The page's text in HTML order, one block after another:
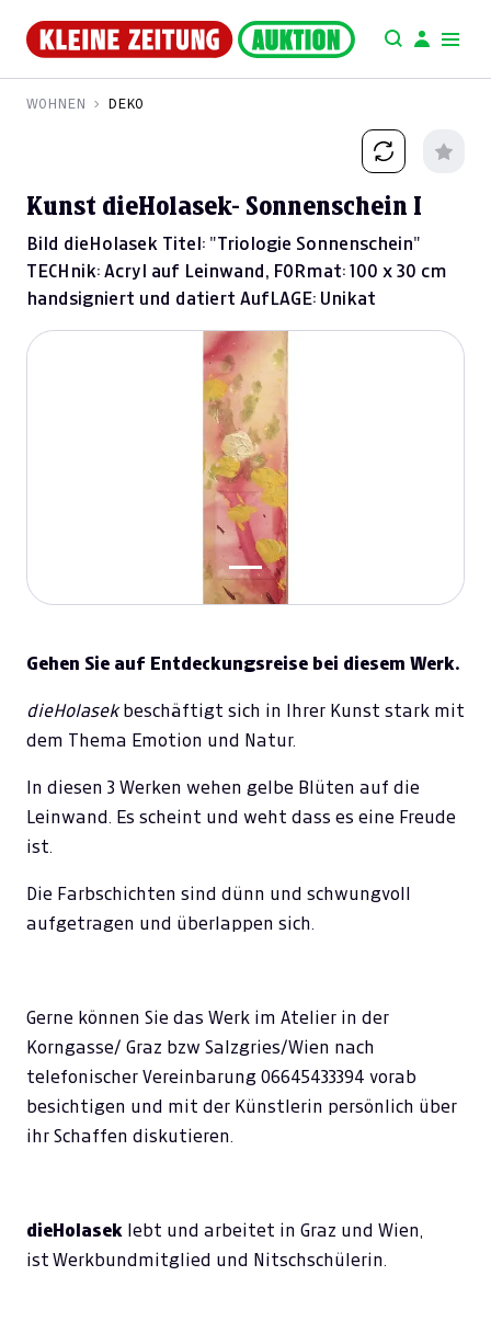
WOHNEN DEKO
Kunst dieHolasek- Sonnenschein I
Bild dieHolasek Titel: "Triologie Sonnenschein"
TECHnik: Acryl auf Leinwand, FORmat: 100 x 30 cm
handsigniert und datiert AufLAGE: Unikat
Gehen Sie auf Entdeckungsreise bei diesem Werk.
dieHolasekbeschäftigt sich in Ihrer Kunst stark mit
dem Thema Emotion und Natur.
In diesen 3 Werken wehen gelbe Blüten auf die
Leinwand. Es scheint und weht dass es eine Freude
ist.
Die Farbschichten sind dünn und schwungvoll
aufgetragen und überlappen sich.
Gerne können Sie das Werk im Atelier in der
Korngasse/ Graz bzw Salzgries/Wien nach
telefonischer Vereinbarung 06645433394 vorab
besichtigen und mit der Künstlerin persönlich über
ihr Schaffen diskutieren.
dieHolasek
lebt und arbeitet in Graz und Wien,
ist Werkbundmitglied und Nitschschülerin.